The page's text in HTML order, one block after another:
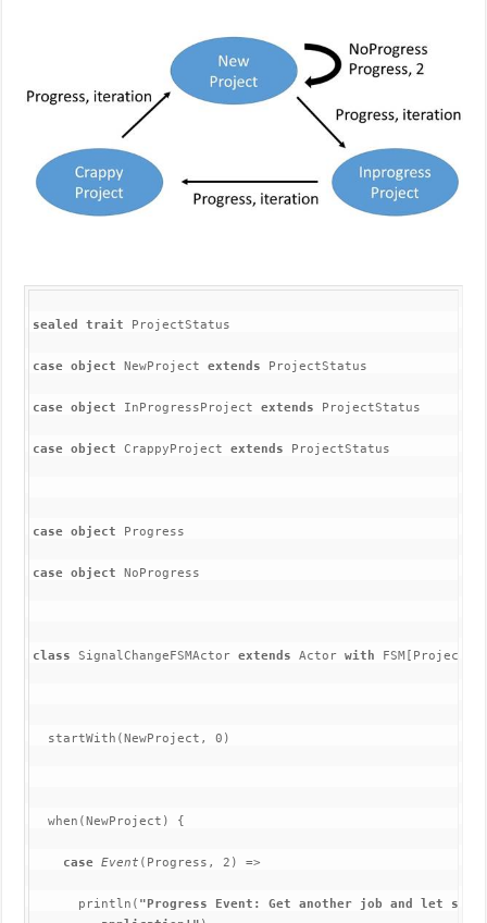
sealed trait ProjectStatus
case object NewProject extends ProjectStatus
case object InProgressProject extends ProjectStatus
case object CrappyProject extends ProjectStatus
case object Progress
case object NoProgress
class SignalChangeFSMActor extends Actor with
  startWith(NewProject, 0)
  when(NewProject) {
case Event (Progress, 2) =>
      println(
"Progress Event: Get another job and let